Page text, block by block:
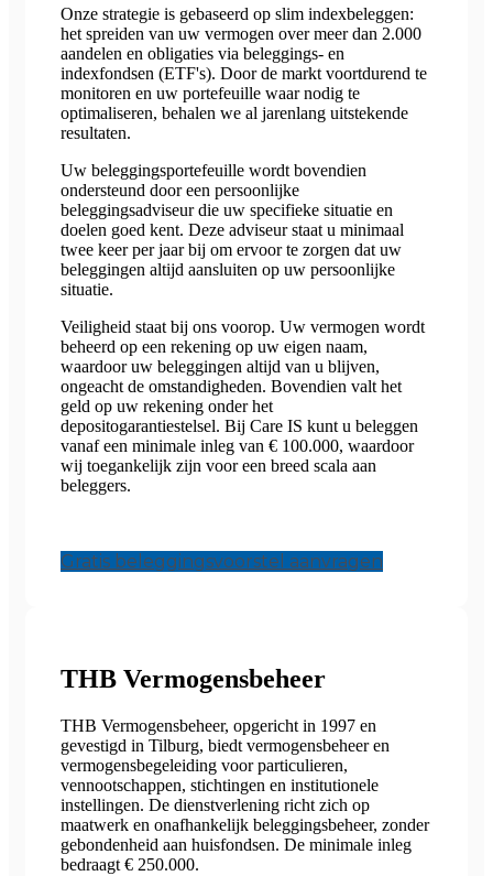
Onze strategie is gebaseerd op slim indexbeleggen:
het spreiden van uw vermogen over meer dan 2.000
aandelen en obligaties via beleggings- en
indexfondsen (ETF's). Door de markt voortdurend te
monitoren en uw portefeuille waar nodig te
optimaliseren, behalen we al jarenlang uitstekende
resultaten.
Uw beleggingsportefeuille wordt bovendien
ondersteund door een persoonlijke
beleggingsadviseur die uw specifieke situatie en
doelen goed kent. Deze adviseur staat u minimaal
twee keer per jaar bij om ervoor te zorgen dat uw
beleggingen altijd aansluiten op uw persoonlijke
situatie.
Veiligheid staat bij ons voorop. Uw vermogen wordt
beheerd op een rekening op uw eigen naam,
waardoor uw beleggingen altijd van u blijven,
ongeacht de omstandigheden. Bovendien valt het
geld op uw rekening onder het
depositogarantiestelsel. Bij Care IS kunt u beleggen
vanaf een minimale inleg van € 100.000, waardoor
wij toegankelijk zijn voor een breed scala aan
beleggers.
Gratis beleggingsvoorstel aanvragen
THB Vermogensbeheer
THB Vermogensbeheer, opgericht in 1997 en
gevestigd in Tilburg, biedt vermogensbeheer en
vermogensbegeleiding voor particulieren,
vennootschappen, stichtingen en institutionele
instellingen. De dienstverlening richt zich op
maatwerk en onafhankelijk beleggingsbeheer, zonder
gebondenheid aan huisfondsen. De minimale inleg
bedraagt € 250.000.